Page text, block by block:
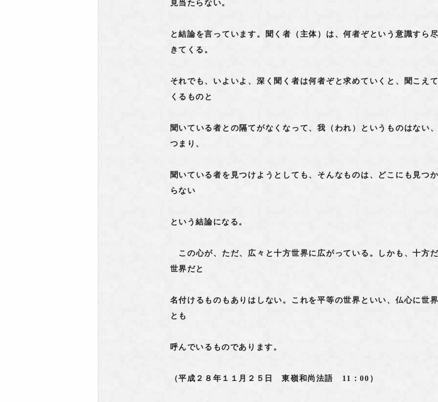
見当たらない。
と結論を言っています。聞く者（主体）は、何者ぞという意識すら
きてくる。
それでも、いよいよ、深く聞く者は何者ぞと求めていくと、聞こえ
くるものと
聞いている者との隔てがなくなって、我（われ）というものはない
つまり、
聞いている者を見つけようとしても、そんなものは、どこにも見つ
らない
という結論になる。
この心が、ただ、広々と十方世界に広がっている。しかも、十方
世界だと
名付けるものもありはしない。これを平等の世界といい、仏心に世
とも
呼んでいるものであります。
（平成２８年１１月２５日 東嶺和尚法語 11：00）